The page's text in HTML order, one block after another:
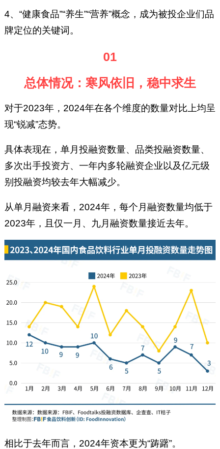
4、“健康食品”“养生”“营养”概念，成为被投企业们品
牌定位的关键词。
01
总体情况：寒风依旧，稳中求生
对于2023年，2024年在各个维度的数量对比上均呈
现“锐减”态势。
具体表现在，单月投融资数量、品类投融资数量、
多次出手投资方、一年内多轮融资企业以及亿元级
别投融资均较去年大幅减少。
从单月融资来看，2024年，每个月融资数量均低于
2023年，且仅一月、九月融资数量接近去年。
相比于去年而言，2024年资本更为“踌躇”。